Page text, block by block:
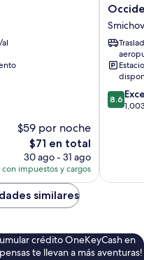
$59 por noche
El
precio
actual
es
de
$71
$71 en total
30 ago - 31 ago
con impuestos y cargos
Praha
Five
Smichov
Smichov
8.6
de
8.6
similares
crédito OneKeyCash en
te llevan a más aventuras!